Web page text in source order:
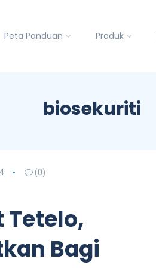
Peta Panduan Produk
biosekuriti
(0)
Tetelo,
Bagi